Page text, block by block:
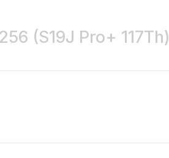
(S19J Pro+ 117Th)